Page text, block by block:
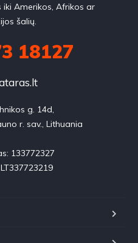
Amerikos, Afrikos ar
šalių.
18127
g. 14d,
r. sav., Lithuania
133772327